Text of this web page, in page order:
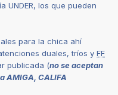
UNDER, los que pueden
para la chica ahí
duales, tríos y FF
publicada (no se aceptan
AMIGA, CALIFA